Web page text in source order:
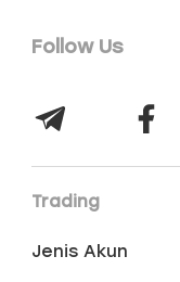
Follow Us
Trading
Jenis Akun